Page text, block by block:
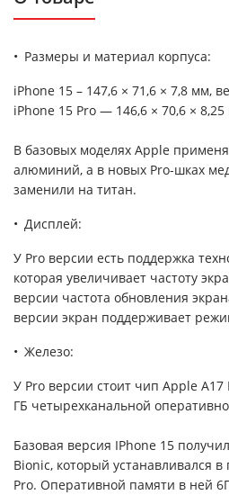
Размеры и материал корпуса:
iPhone 15 – 147,6 × 71,6 × 7,8 мм,
iPhone 15 Pro — 146,6 × 70,6 × 8,25
В базовых моделях Apple
алюминий, а в новых Pro-шках
заменили на титан.
Дисплей:
У Pro версии есть поддержка
которая увеличивает частоту
версии частота обновления
версии экран поддерживает
Железо:
У Pro версии стоит чип Apple
ГБ четырехканальной
Базовая версия IPhone 15
Bionic, который устанавливался
Pro. Оперативной памяти в ней